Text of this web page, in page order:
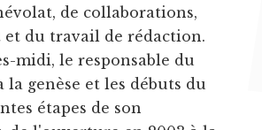
de collaborations,
et du travail de rédaction.
midi, le responsable du
la genèse et les débuts du
étapes de son